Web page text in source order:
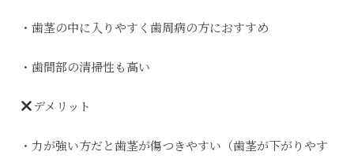
・歯茎の中に入りやすく歯周病の方におすすめ
・歯間部の清掃性も高い
デメリット
・力が強い方だと歯茎が傷つきやすい（歯茎が下がりやす